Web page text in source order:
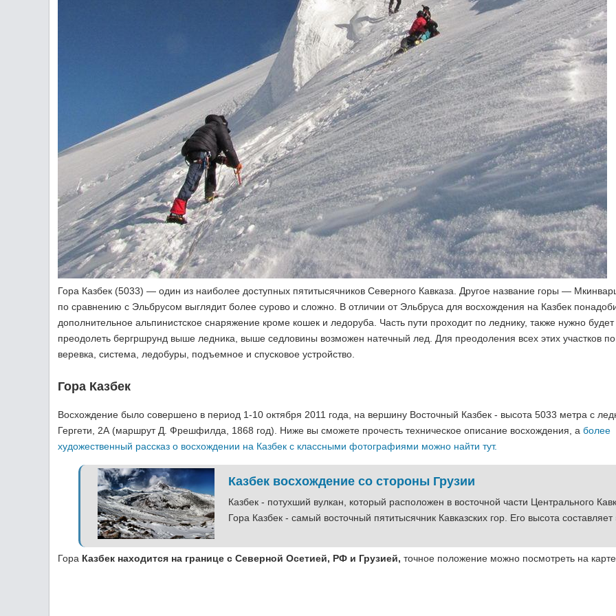
Гора Казбек (5033) — один из наиболее доступных пятитысячников Северного Кавказа. Другое название горы —
по сравнению с Эльбрусом выглядит более сурово и сложно. В отличии от Эльбруса для восхождения на Казбек
дополнительное альпинистское снаряжение кроме кошек и ледоруба. Часть пути проходит по леднику, также нужно будет
преодолеть бергршрунд выше ледника, выше седловины возможен натечный лед. Для преодоления всех этих участков
веревка, система, ледобуры, подъемное и спусковое устройство.
Гора Казбек
Восхождение было совершено в период 1-10 октября 2011 года, на вершину Восточный Казбек - высота 5033 метра с
Гергети, 2А (маршрут Д. Фрешфилда, 1868 год). Ниже вы сможете прочесть техническое описание восхождения, а более
художественный рассказ о восхождении на Казбек с классными фотографиями можно найти тут.
Казбек восхождение со стороны Грузии
Казбек - потухший вулкан, который расположен в восточной части Центрального
Гора Казбек - самый восточный пятитысячник Кавказских гор. Его высота составляет
Гора Казбек находится на границе с Северной Осетией, РФ и Грузией, точное положение можно посмотреть на